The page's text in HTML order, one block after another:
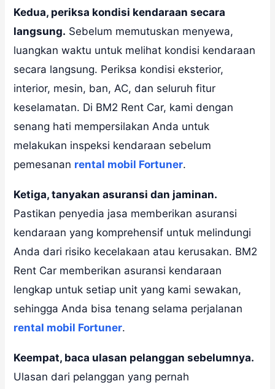
Kedua, periksa kondisi kendaraan secara
langsung. Sebelum memutuskan menyewa,
luangkan waktu untuk melihat kondisi kendaraan
secara langsung. Periksa kondisi eksterior,
interior, mesin, ban, AC, dan seluruh fitur
keselamatan. Di BM2 Rent Car, kami dengan
senang hati mempersilakan Anda untuk
melakukan inspeksi kendaraan sebelum
pemesanan rental mobil Fortuner.
Ketiga, tanyakan asuransi dan jaminan.
Pastikan penyedia jasa memberikan asuransi
kendaraan yang komprehensif untuk melindungi
Anda dari risiko kecelakaan atau kerusakan. BM2
Rent Car memberikan asuransi kendaraan
lengkap untuk setiap unit yang kami sewakan,
sehingga Anda bisa tenang selama perjalanan
rental mobil Fortuner.
Keempat, baca ulasan pelanggan sebelumnya.
Ulasan dari pelanggan yang pernah